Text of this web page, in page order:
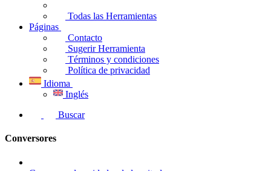
Todas las Herramientas
Páginas
Contacto
Sugerir Herramienta
Términos y condiciones
Política de privacidad
Idioma
Inglés
Buscar
Conversores